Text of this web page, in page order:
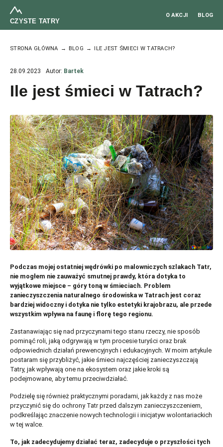
CZYSTE TATRY
O AKCJI BLOG
STRONA GŁÓWNA BLOG ILE JEST ŚMIECI W TATRACH?
28.09.2023 Autor: Bartek
Ile jest śmieci w Tatrach?
Podczas mojej ostatniej wędrówki po malowniczych szlakach Tatr,
nie mogłem nie zauważyć smutnej prawdy, która dotyka to
wyjątkowe miejsce – góry toną w śmieciach. Problem
zanieczyszczenia naturalnego środowiska w Tatrach jest coraz
bardziej widoczny i dotyka nie tylko estetyki krajobrazu, ale przede
wszystkim wpływa na faunę i florę tego regionu.
Zastanawiając się nad przyczynami tego stanu rzeczy, nie sposób
pominąć roli, jaką odgrywają w tym procesie turyści oraz brak
odpowiednich działań prewencyjnych i edukacyjnych. W moim artykule
postaram się przybliżyć, jakie śmieci najczęściej zanieczyszczają
Tatry, jak wpływają one na ekosystem oraz jakie kroki są
podejmowane, aby temu przeciwdziałać.
Podzielę się również praktycznymi poradami, jak każdy z nas może
przyczynić się do ochrony Tatr przed dalszym zanieczyszczeniem,
podkreślając znaczenie nowych technologii i inicjatyw wolontariackich
w tej walce.
To, jak zadecydujemy działać teraz, zadecyduje o przyszłości tych